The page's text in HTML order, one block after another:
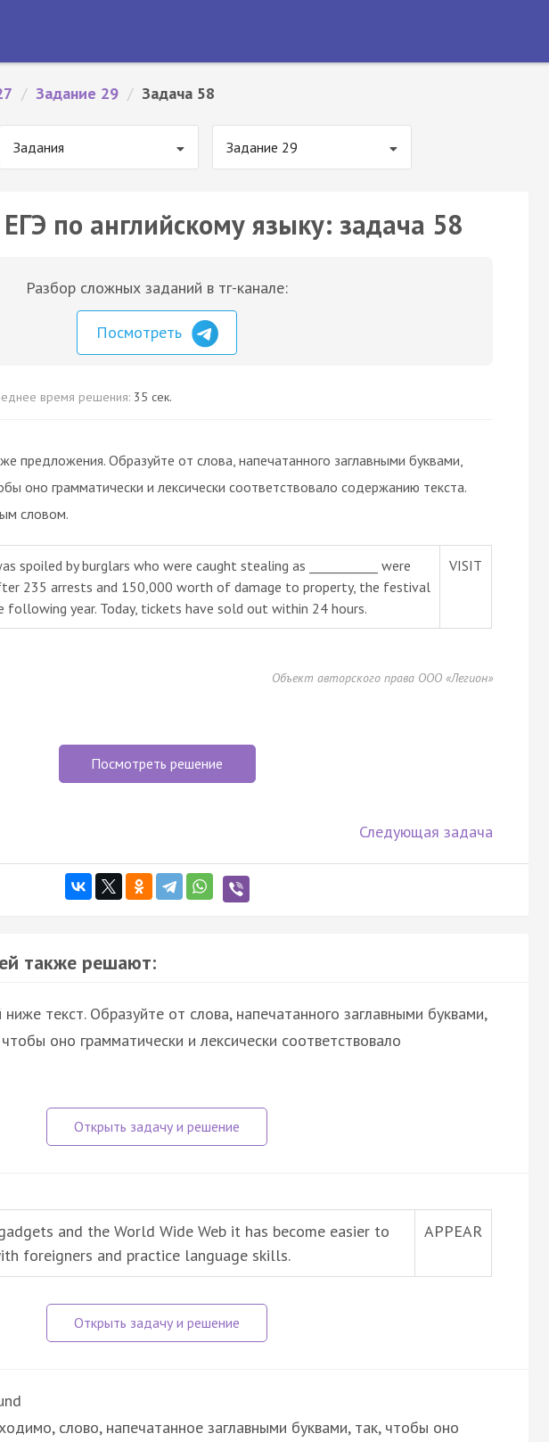
/ Задание 29 / Задача 58
Задания Задание 29
по английскому языку: задача 58
Разбор сложных заданий в тг-канале:
Посмотреть
время решения: 35 сек.
предложения. Образуйте от слова, напечатанного заглавными буквами,
оно грамматически и лексически соответствовало содержанию текста.
словом.
spoiled by burglars who were caught stealing as ___________ were
235 arrests and 150,000 worth of damage to property, the festival
following year. Today, tickets have sold out within 24 hours.
VISIT
Объект авторского права ООО «Легион»
Посмотреть решение
Следующая задача
также решают:
текст. Образуйте от слова, напечатанного заглавными буквами,
оно грамматически и лексически соответствовало
gadgets and the World Wide Web it has become easier to
foreigners and practice language skills.
APPEAR
слово, напечатанное заглавными буквами, так, чтобы оно